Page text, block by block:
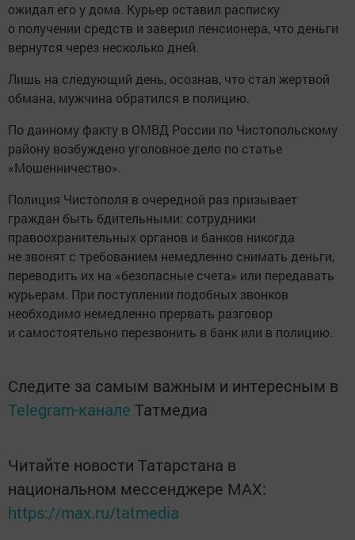
ожидал его у дома. Курьер оставил расписку
о получении средств и заверил пенсионера, что деньги
вернутся через несколько дней.
Лишь на следующий день, осознав, что стал жертвой
обмана, мужчина обратился в полицию.
По данному факту в ОМВД России по Чистопольскому
району возбуждено уголовное дело по статье
«Мошенничество».
Полиция Чистополя в очередной раз призывает
граждан быть бдительными: сотрудники
правоохранительных органов и банков никогда
не звонят с требованием немедленно снимать деньги,
переводить их на «безопасные счета» или передавать
курьерам. При поступлении подобных звонков
необходимо немедленно прервать разговор
и самостоятельно перезвонить в банк или в полицию.
Следите за самым важным и интересным в
Telegram-канале Татмедиа
Читайте новости Татарстана в
национальном мессенджере MАХ:
https://max.ru/tatmedia